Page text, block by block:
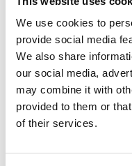
We use cookies to
provide social media
We also share
our social media,
may combine it with
provided to them or
of their services.
Da questo primo
provenienti da quattro
Bretagna e
che gli eventi glaciali
dipendere dall’attività
allora dell’orbita
costantemente le